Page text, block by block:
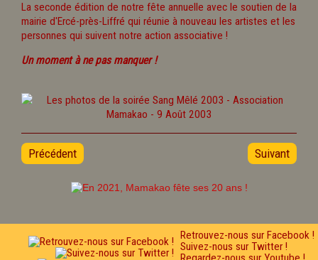
La seconde édition de notre fête annuelle avec le soutien de la
mairie d'Ercé-près-Liffré qui réunie à nouveau les artistes et les
personnes qui suivent notre action associative !
Un moment à ne pas manquer !
Précédent Suivant
Retrouvez-nous sur Facebook !
Suivez-nous sur Twitter !